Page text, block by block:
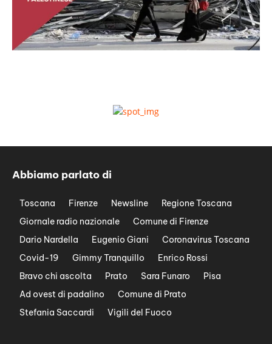
Abbiamo parlato di
Toscana Firenze Newsline
Regione Toscana
Giornale radio nazionale
Comune di Firenze
Dario Nardella
Eugenio Giani
Coronavirus Toscana
Covid-19
Gimmy Tranquillo
Enrico Rossi
Bravo chi ascolta
Prato Sara Funaro
Pisa
Ad ovest di padalino
Comune di Prato
Stefania Saccardi
Vigili del Fuoco